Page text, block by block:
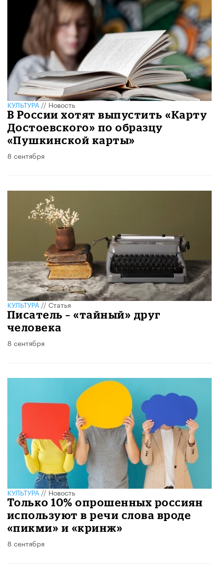
КУЛЬТУРА//Новость
В России хотят выпустить «Карту
Достоевского» по образцу
«Пушкинской карты»
8 сентября
КУЛЬТУРА//Статья
Писатель – «тайный» друг
человека
8 сентября
КУЛЬТУРА//Новость
Только 10% опрошенных россиян
используют в речи слова вроде
«пикми» и «кринж»
8 сентября